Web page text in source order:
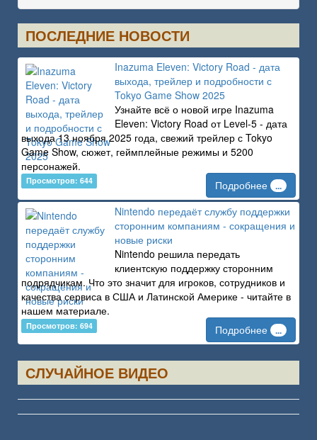
ПОСЛЕДНИЕ НОВОСТИ
Inazuma Eleven: Victory Road - дата
выхода, трейлер и подробности с
Tokyo Game Show 2025
Узнайте всё о новой игре Inazuma
Eleven: Victory Road от Level-5 - дата
выхода 13 ноября 2025 года, свежий трейлер с Tokyo
Game Show, сюжет, геймплейные режимы и 5200
персонажей.
Просмотров: 644 Подробнее ...
Nintendo передаёт службу поддержки
сторонним компаниям - сокращения и
новые риски
Nintendo решила передать
клиентскую поддержку сторонним
подрядчикам. Что это значит для игроков, сотрудников и
качества сервиса в США и Латинской Америке - читайте в
нашем материале.
Просмотров: 694 Подробнее ...
СЛУЧАЙНОЕ ВИДЕО